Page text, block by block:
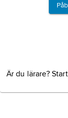
Är du lärare?